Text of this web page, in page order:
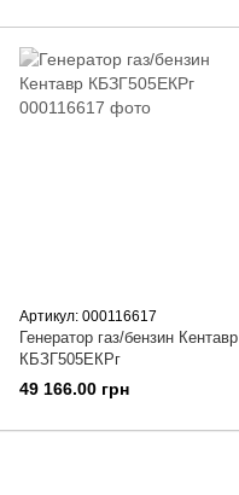
Артикул: 000116617
Генератор газ/бензин Кентавр
КБЗГ505ЕКРг
49 166.00 грн